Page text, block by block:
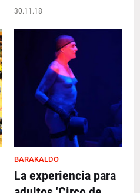
30.11.18
BARAKALDO
La experiencia para